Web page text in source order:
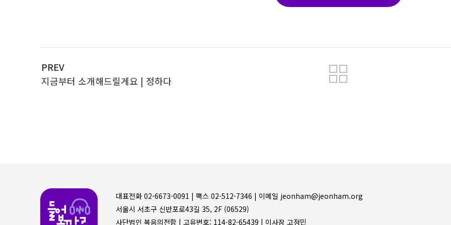
PREV
지금부터 소개해드릴게요 | 정하다
목록
대표전화 02-6673-0091 | 팩스 02-512-7346 | 이메일 jeonham@jeonham.org
서울시 서초구 신반포로43길 35, 2F (06529)
사단법인 복음의전함 | 고유번호: 114-82-65439 | 이사장 고정민